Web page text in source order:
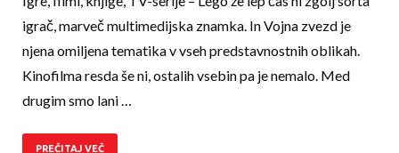
igrač, marveč multimedijska znamka. In Vojna zvezd je
njena omiljena tematika v vseh predstavnostnih oblikah.
Kinofilma resda še ni, ostalih vsebin pa je nemalo. Med
drugim smo lani …
PREČITAJ VEČ